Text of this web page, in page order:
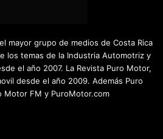
mayor grupo de medios de Costa Rica
los temas de la Industria Automotriz y
el año 2007. La Revista Puro Motor,
desde el año 2009. Además Puro
Motor FM y PuroMotor.com